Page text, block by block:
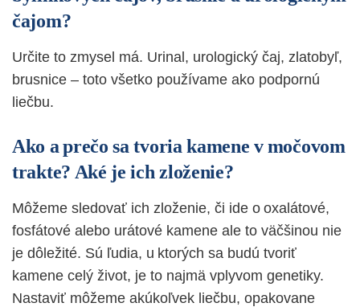
čajom?
Určite to zmysel má. Urinal, urologický čaj, zlatobyľ,
brusnice – toto všetko používame ako podpornú
liečbu.
Ako a prečo sa tvoria kamene v močovom
trakte? Aké je ich zloženie?
Môžeme sledovať ich zloženie, či ide o oxalátové,
fosfátové alebo urátové kamene ale to väčšinou nie
je dôležité. Sú ľudia, u ktorých sa budú tvoriť
kamene celý život, je to najmä vplyvom genetiky.
Nastaviť môžeme akúkoľvek liečbu, opakovane